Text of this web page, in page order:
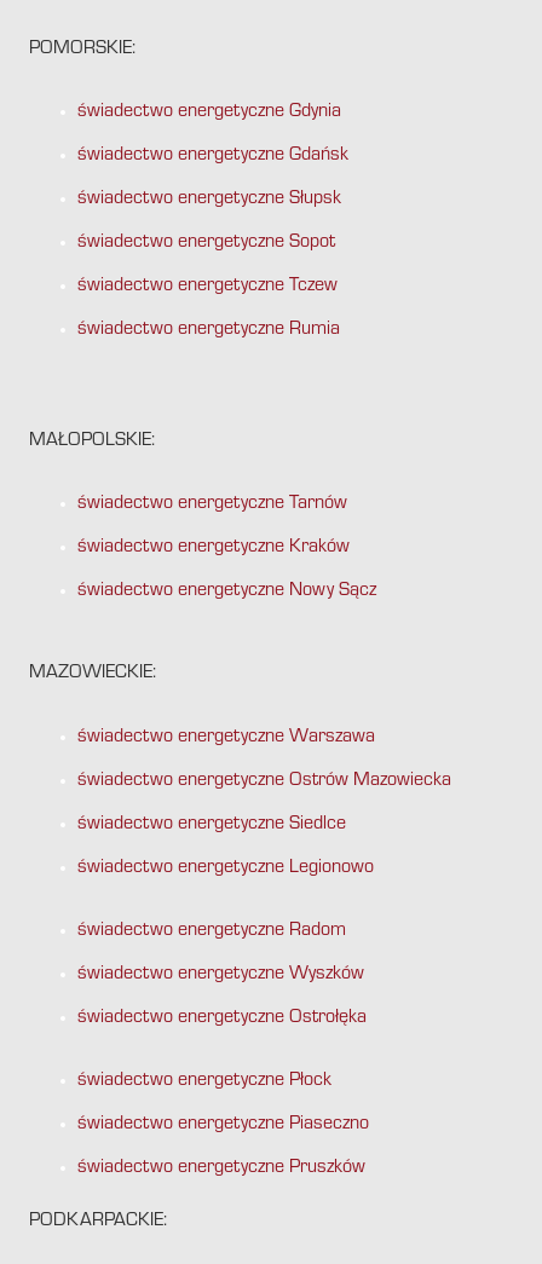
POMORSKIE:
świadectwo energetyczne Gdynia
świadectwo energetyczne Gdańsk
świadectwo energetyczne Słupsk
świadectwo energetyczne Sopot
świadectwo energetyczne Tczew
świadectwo energetyczne Rumia
MAŁOPOLSKIE:
świadectwo energetyczne Tarnów
świadectwo energetyczne Kraków
świadectwo energetyczne Nowy Sącz
MAZOWIECKIE:
świadectwo energetyczne Warszawa
świadectwo energetyczne Ostrów Mazowiecka
świadectwo energetyczne Siedlce
świadectwo energetyczne Legionowo
świadectwo energetyczne Radom
świadectwo energetyczne Wyszków
świadectwo energetyczne Ostrołęka
świadectwo energetyczne Płock
świadectwo energetyczne Piaseczno
świadectwo energetyczne Pruszków
PODKARPACKIE: